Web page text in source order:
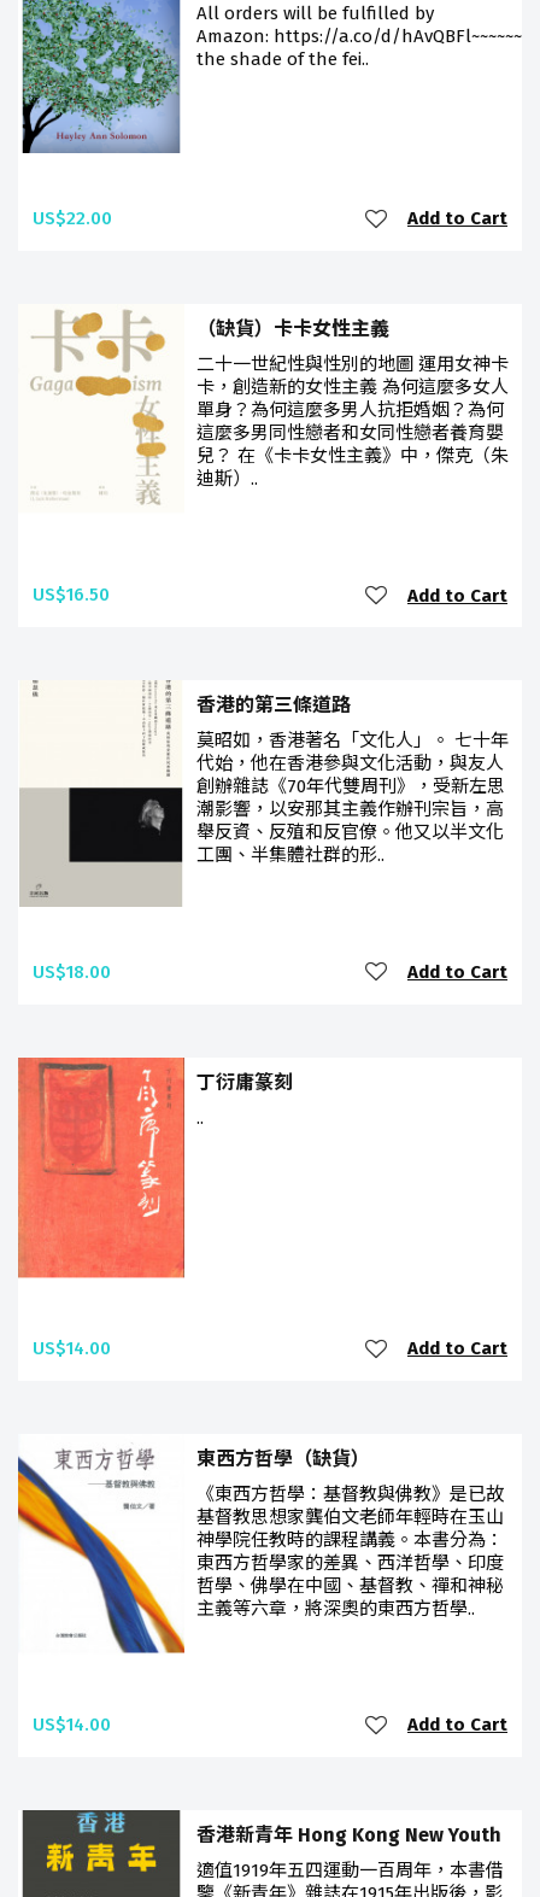
All orders will be fulfilled by
Amazon: https://a.co/d/
the shade of the fei..
US$22.00 Add to Cart
（缺貨）卡卡女性主義
二十一世紀性與性別的地圖 運用女神卡
卡，創造新的女性主義 為何這麼多女人
單身？為何這麼多男人抗拒婚姻？為何
這麼多男同性戀者和女同性戀者養育嬰
兒？ 在《卡卡女性主義》中，傑克（朱
迪斯）..
US$16.50 Add to Cart
香港的第三條道路
莫昭如，香港著名「文化人」。 七十年
代始，他在香港參與文化活動，與友人
創辦雜誌《70年代雙周刊》，受新左思
潮影響，以安那其主義作辦刊宗旨，高
舉反資、反殖和反官僚。他又以半文化
工團、半集體社群的形..
US$18.00 Add to Cart
丁衍庸篆刻
..
US$14.00 Add to Cart
東西方哲學（缺貨）
《東西方哲學：基督教與佛教》是已故
基督教思想家龔伯文老師年輕時在玉山
神學院任教時的課程講義。本書分為：
東西方哲學家的差異、西洋哲學、印度
哲學、佛學在中國、基督教、禪和神秘
主義等六章，將深奧的東西方哲學..
US$14.00 Add to Cart
香港新青年 Hong Kong New Youth
適值1919年五四運動一百周年，本書借